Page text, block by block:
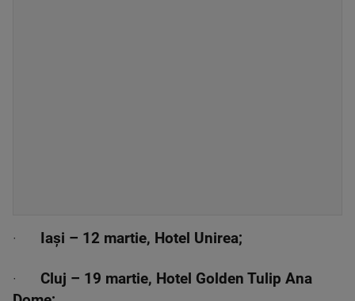
· Iași – 12 martie, Hotel Unirea;
· Cluj – 19 martie, Hotel Golden Tulip Ana